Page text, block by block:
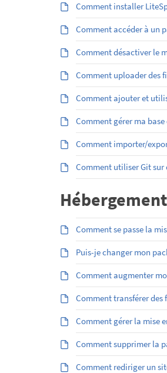
Comment installer
Comment accéder à un
Comment désactiver le
Comment uploader des
Comment ajouter et
Comment gérer ma base
Comment importer/
Comment utiliser Git sur
Comment se passe la
Puis-je changer mon
Comment augmenter
Comment transférer des
Comment gérer la mise
Comment supprimer la
Comment rediriger un